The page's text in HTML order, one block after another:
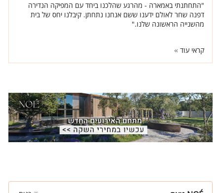
"התחתנתי באמארה - מהרגע שהלכנו ביחד עם המפיקה הנדירה
דפנה שחר לאולם ידענו ששם אנחנו נתחתן. קיבלנו יחס של בית
מהשנייה הראשונה שלנו."
קראי עוד